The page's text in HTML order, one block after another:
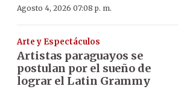
Agosto 4, 2026 07:08 p. m.
Arte y Espectáculos
Artistas paraguayos se
postulan por el sueño de
lograr el Latin Grammy